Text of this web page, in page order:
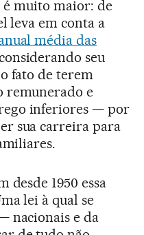
muito maior: de
leva em conta a
média das
seu
fato de terem
remunerado e
inferiores — por
sua carreira para
desde 1950 essa
lei à qual se
nacionais e da